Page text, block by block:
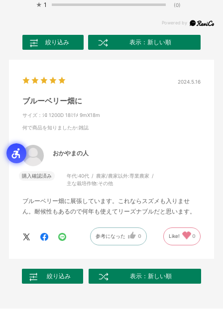
★ 1 (0)
絞り込み 表示：新しい順
2024.5.16
ブルーベリー畑に
サイズ：ｼﾛ 1200D 18ﾐﾘﾒ 9mX18m
何で商品を知りましたか:雑誌
おかやまの人
購入確認済み 年代:40代 農家/農家以外:専業農家
主な栽培作物:その他
ブルーベリー畑に展張しています。これならスズメも入りませ
ん。耐候性もあるので何年も使えてリーズナブルだと思います。
参考になった 0 Like! 0
絞り込み 表示：新しい順